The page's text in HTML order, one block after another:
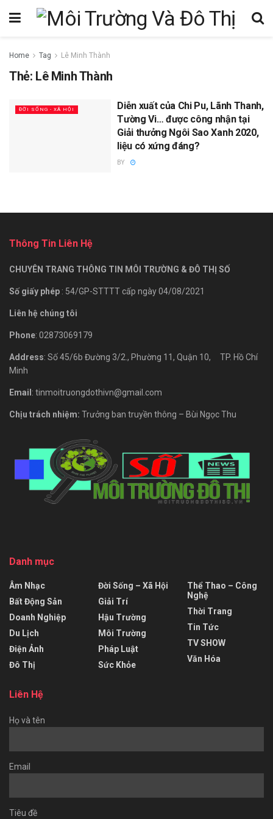
Home Tag Lê Minh Thành
Thẻ: Lê Minh Thành
ĐỜI SỐNG - XÃ HỘI
Diễn xuất của Chi Pu, Lãnh Thanh,
Tường Vi… được công nhận tại
Giải thưởng Ngôi Sao Xanh 2020,
liệu có xứng đáng?
BY
Thông Tin Liên Hệ
CHUYÊN TRANG THÔNG TIN MÔI TRƯỜNG & ĐÔ THỊ SỐ
Số giấy phép : 54/GP-STTTT cấp ngày 04/08/2021
Liên hệ chúng tôi
Phone: 02873069179
Address: Số 45/6b Đường 3/2., Phường 11, Quận 10, TP. Hồ Chí
Minh
Email: tinmoitruongdothivn@gmail.com
Chịu trách nhiệm: Trưởng ban truyền thông – Bùi Ngọc Thu
Danh mục
Âm Nhạc
Bất Động Sản
Doanh Nghiệp
Du Lịch
Điện Ảnh
Đô Thị
Đời Sống – Xã Hội
Giải Trí
Hậu Trường
Môi Trường
Pháp Luật
Sức Khỏe
Thể Thao – Công
Nghệ
Thời Trang
Tin Tức
TV SHOW
Văn Hóa
Liên Hệ
Họ và tên
Email
Tiêu đề